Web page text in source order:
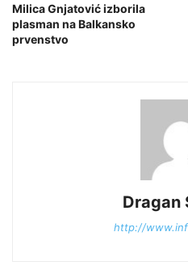
Milica Gnjatović izborila
plasman na Balkansko
prvenstvo
Dragan
http://